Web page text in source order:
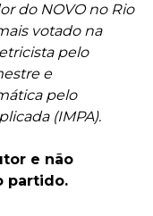
do NOVO no Rio
votado na
pelo
e
pelo
(IMPA).
e não
partido.